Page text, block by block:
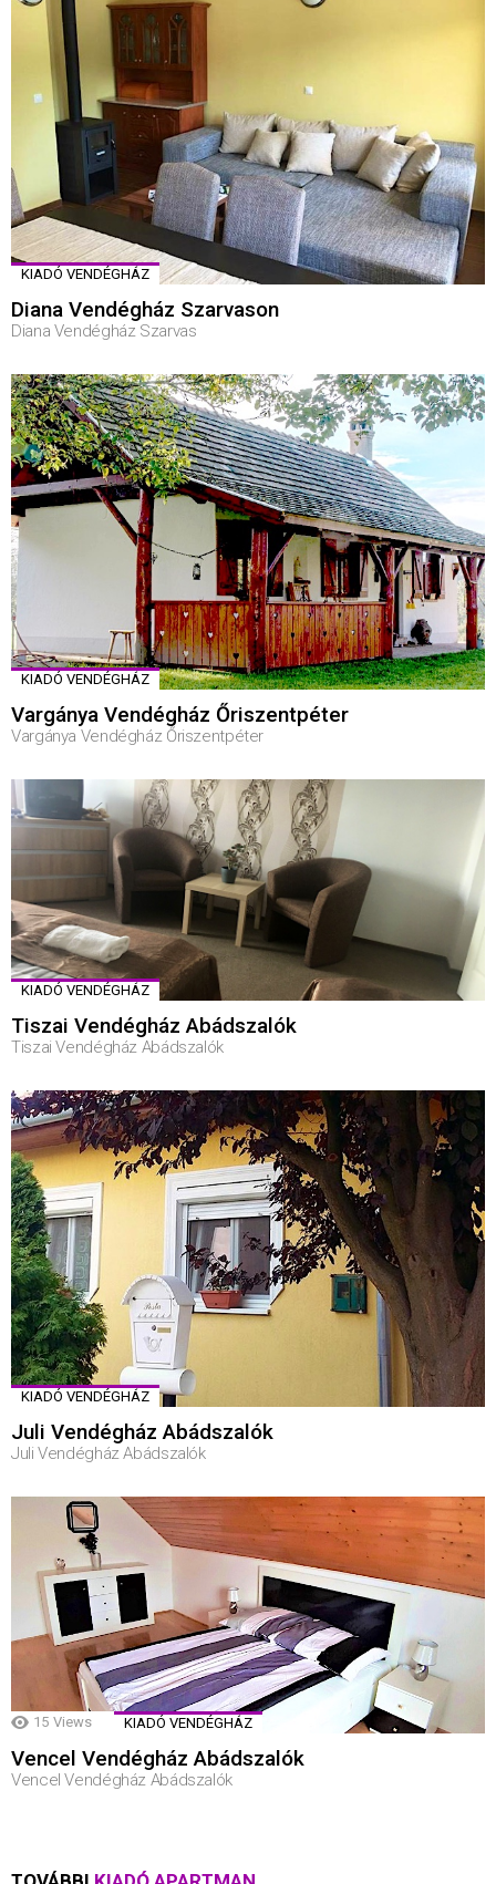
KIADÓ VENDÉGHÁZ
Diana Vendégház Szarvason
Diana Vendégház Szarvas
KIADÓ VENDÉGHÁZ
Vargánya Vendégház Őriszentpéter
Vargánya Vendégház Őriszentpéter
KIADÓ VENDÉGHÁZ
Tiszai Vendégház Abádszalók
Tiszai Vendégház Abádszalók
KIADÓ VENDÉGHÁZ
Juli Vendégház Abádszalók
Juli Vendégház Abádszalók
15 Views KIADÓ VENDÉGHÁZ
Vencel Vendégház Abádszalók
Vencel Vendégház Abádszalók